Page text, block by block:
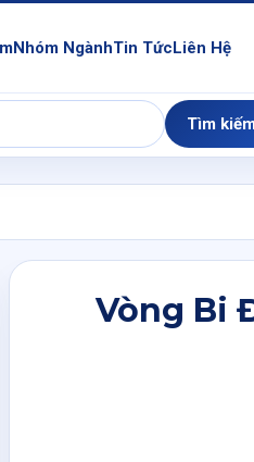
Nhóm NgànhTin TứcLiên Hệ
Tìm
Vòng Bi